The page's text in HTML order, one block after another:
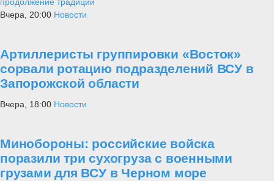
Вчера, 20:00 Новости
Артиллеристы группировки «Восток»
сорвали ротацию подразделений ВСУ в
Запорожской области
Вчера, 18:00 Новости
Минобороны: российские войска
поразили три сухогруза с военными
грузами для ВСУ в Черном море